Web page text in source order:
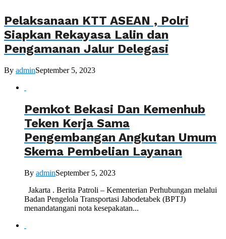
Pelaksanaan KTT ASEAN , Polri
Siapkan Rekayasa Lalin dan
Pengamanan Jalur Delegasi
By adminSeptember 5, 2023
Pemkot Bekasi Dan Kemenhub
Teken Kerja Sama
Pengembangan Angkutan Umum
Skema Pembelian Layanan
By adminSeptember 5, 2023
Jakarta . Berita Patroli – Kementerian Perhubungan melalui
Badan Pengelola Transportasi Jabodetabek (BPTJ)
menandatangani nota kesepakatan...